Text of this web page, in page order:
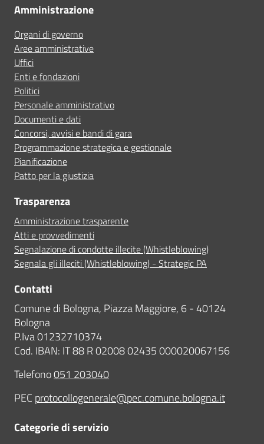
Amministrazione
Organi di governo
Aree amministrative
Uffici
Enti e fondazioni
Politici
Personale amministrativo
Documenti e dati
Concorsi, avvisi e bandi di gara
Programmazione strategica e gestionale
Pianificazione
Patto per la giustizia
Trasparenza
Amministrazione trasparente
Atti e provvedimenti
Segnalazione di condotte illecite (Whistleblowing)
Segnala gli illeciti (Whistleblowing) - Strategic PA
Contatti
Comune di Bologna, Piazza Maggiore, 6 - 40124
Bologna
P.Iva 01232710374
Cod. IBAN: IT 88 R 02008 02435 000020067156
Telefono051 203040
PEC protocollogenerale@pec.comune.bologna.it
Categorie di servizio